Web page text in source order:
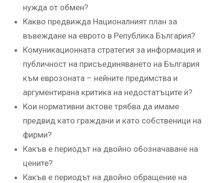
нужда от обмен?
Какво предвижда Националният план за
въвеждане на еврото в Република България?
Комуникационната стратегия за информация и
публичност на присъединяването на България
към еврозоната – нейните предимства и
аргументирана критика на недостатъците ѝ?
Кои нормативни актове трябва да имаме
предвид като граждани и като собственици на
фирми?
Какъв е периодът на двойно обозначаване на
цените?
Какъв е периодът на двойно обращение на